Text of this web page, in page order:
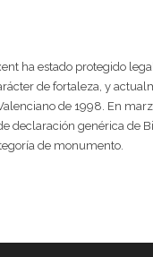
ha estado protegido
de fortaleza, y
de 1998. En
declaración genérica de
de monumento.